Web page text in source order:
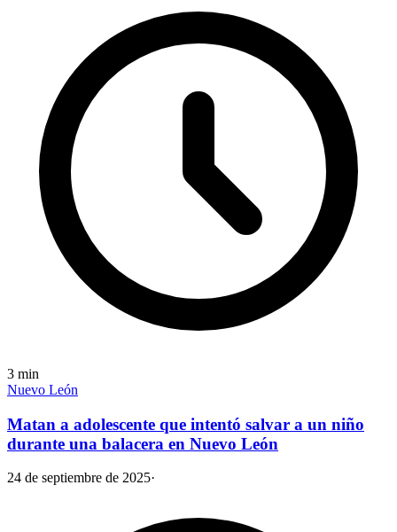
3 min
Nuevo León
Matan a adolescente que intentó salvar a un niño
durante una balacera en Nuevo León
24 de septiembre de 2025·